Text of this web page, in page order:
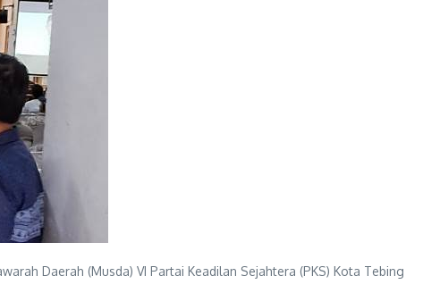
Daerah (Musda) VI Partai Keadilan Sejahtera (PKS) Kota Tebing